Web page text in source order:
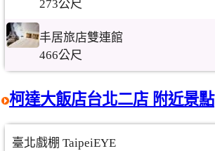
273公尺
丰居旅店雙連館
466公尺
柯達大飯店台北二店 附近景點
臺北戲棚 TaipeiEYE